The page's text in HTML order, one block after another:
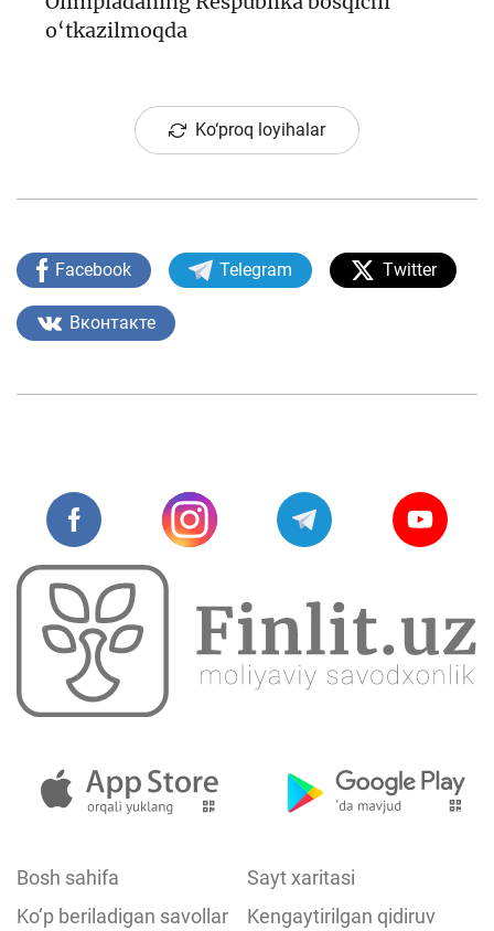
o‘tkazilmoqda
Ko‘proq loyihalar
Facebook Telegram Twitter
Вконтакте
Bosh sahifa
Sayt xaritasi
Ko‘p beriladigan savollar
Kengaytirilgan qidiruv